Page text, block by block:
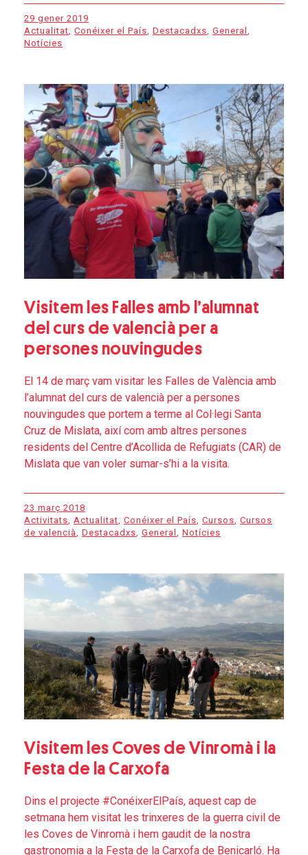
29 gener 2019
Actualitat Conéixer el País Destacadxs General
Notícies
Visitem les Falles amb l’alumnat
del curs de valencià per a
persones nouvingudes
El 14 de març vam visitar les Falles de València amb
l’alumnat del curs de valencià per a persones
nouvingudes que portem a terme al Col·legi Santa
Cruz de Mislata, així com amb altres persones
residents del Centre d’Acollida de Refugiats (CAR) de
Mislata que van voler sumar-s’hi a la visita.
23 març 2018
Activitats, Actualitat, Conéixer el País, Cursos, Cursos
de valencià, Destacadxs, General , Notícies
Visitem les Coves de Vinromà i la
Festa de la Carxofa
Dins el projecte #ConéixerElPaís, aquest cap de
setmana hem visitat les trinxeres de la guerra civil de
les Coves de Vinromà i hem gaudit de la nostra
gastronomia a la Festa de la Carxofa de Benicarló. Ha